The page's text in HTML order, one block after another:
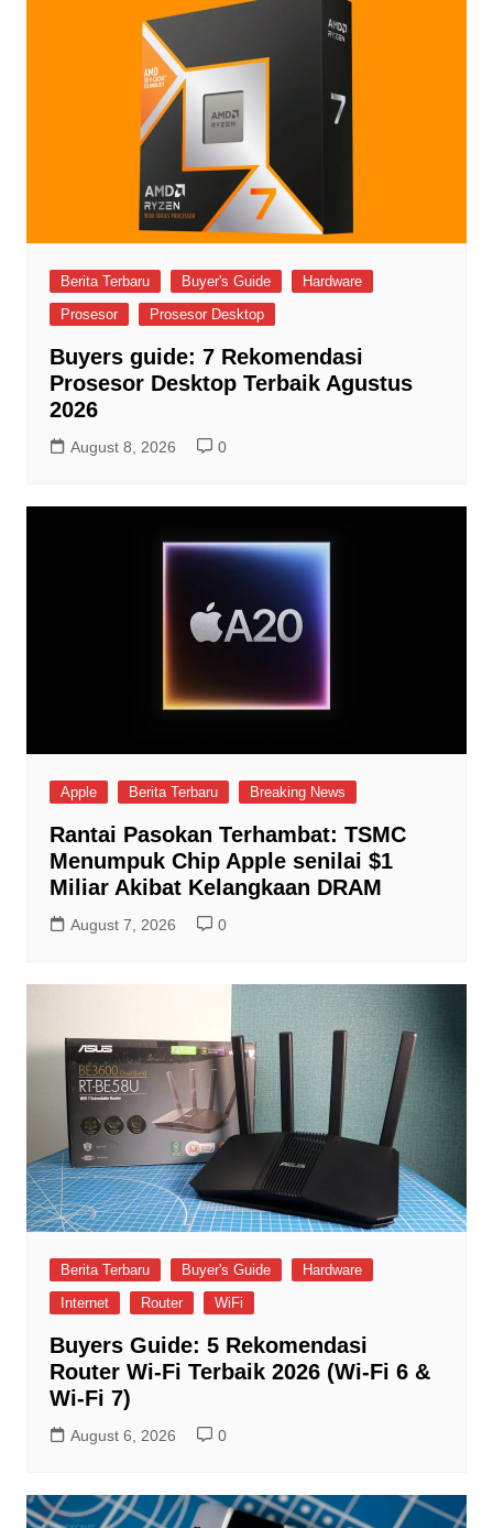
Berita Terbaru Buyer's Guide
Hardware
Prosesor
Prosesor Desktop
Buyers guide: 7 Rekomendasi
Prosesor Desktop Terbaik Agustus
2026
August 8, 2026 0
Apple Berita Terbaru Breaking News
Rantai Pasokan Terhambat: TSMC
Menumpuk Chip Apple senilai $1
Miliar Akibat Kelangkaan DRAM
August 7, 2026 0
Berita Terbaru Buyer's Guide
Hardware
Internet
Router WiFi
Buyers Guide: 5 Rekomendasi
Router Wi-Fi Terbaik 2026 (Wi-Fi 6 &
Wi-Fi 7)
August 6, 2026 0